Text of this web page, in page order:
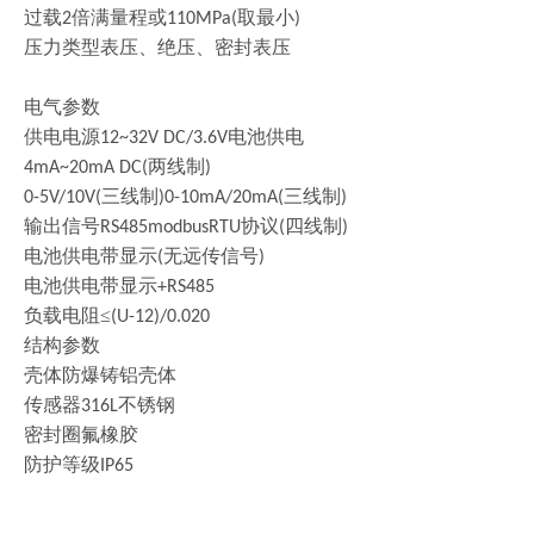
过载2倍满量程或110MPa(取最小)
压力类型表压、绝压、密封表压
电气参数
供电电源12~32V DC/3.6V电池供电
4mA~20mA DC(两线制 )
0-5V/10V(三线制 )0-10mA/20mA(三线制 )
输出信号RS485modbusRTU协议( 四线制 )
电池供电带显示(无远传信号)
电池供电带显示+RS485
负载电阻≤(U-12)/0.020
结构参数
壳体防爆铸铝壳体
传感器316L不锈钢
密封圈氟橡胶
防护等级 IP65